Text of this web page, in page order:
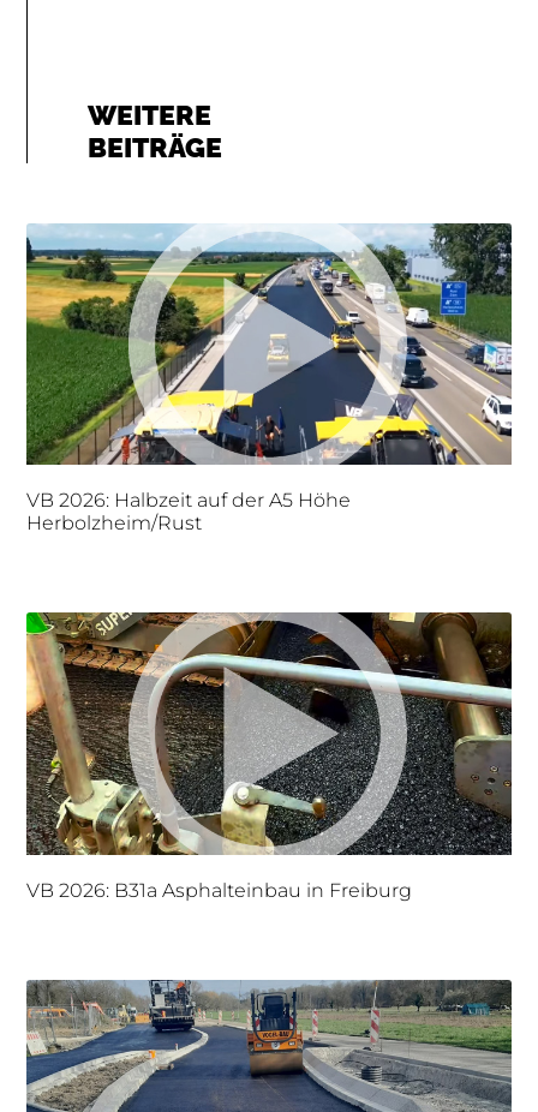
WEITERE
BEITRÄGE
VB 2026: Halbzeit auf der A5 Höhe
Herbolzheim/Rust
VB 2026: B31a Asphalteinbau in Freiburg